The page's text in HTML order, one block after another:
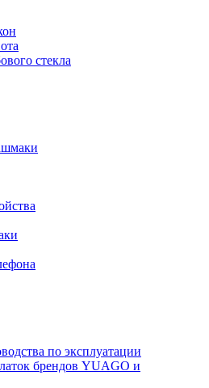
стекла
по эксплуатации
брендов YUAGO и